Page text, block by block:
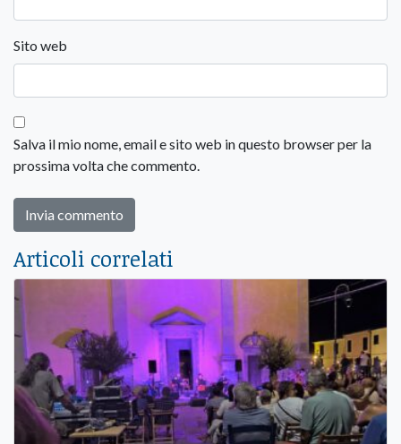
Sito web
Salva il mio nome, email e sito web in questo browser per la
prossima volta che commento.
Articoli correlati